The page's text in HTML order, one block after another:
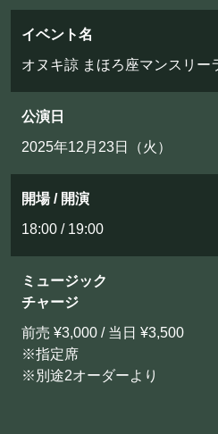
イベント名
オヌキ諒 まほろ座マンスリー
公演日
2025年12月23日（火）
開場 / 開演
18:00 / 19:00
ミュージック
チャージ
前売 ¥3,000 / 当日 ¥3,500
※指定席
※別途2オーダーより